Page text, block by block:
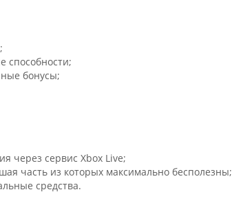
способности;
бонусы;
через сервис Xbox Live;
часть из которых максимально бесполезны;
средства.